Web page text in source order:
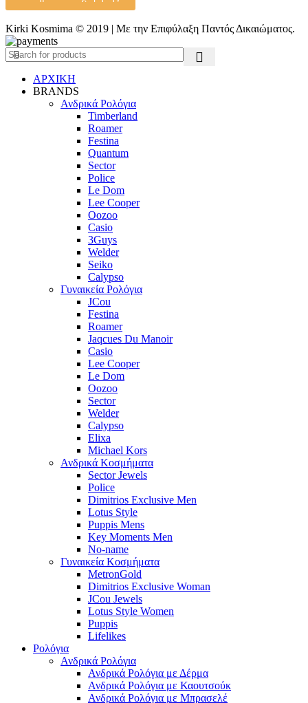
Kirki Kosmima © 2019 | Με την Επιφύλαξη Παντός Δικαιώματος.
ΑΡΧΙΚΗ
BRANDS
Ανδρικά Ρολόγια
Timberland
Roamer
Festina
Quantum
Sector
Police
Le Dom
Lee Cooper
Oozoo
Casio
3Guys
Welder
Seiko
Calypso
Γυναικεία Ρολόγια
JCou
Festina
Roamer
Jaqcues Du Manoir
Casio
Lee Cooper
Le Dom
Oozoo
Sector
Welder
Calypso
Elixa
Michael Kors
Ανδρικά Κοσμήματα
Sector Jewels
Police
Dimitrios Exclusive Men
Lotus Style
Puppis Mens
Key Moments Men
No-name
Γυναικεία Κοσμήματα
MetronGold
Dimitrios Exclusive Woman
JCou Jewels
Lotus Style Women
Puppis
Lifelikes
Ρολόγια
Ανδρικά Ρολόγια
Ανδρικά Ρολόγια με Δέρμα
Ανδρικά Ρολόγια με Καουτσούκ
Ανδρικά Ρολόγια με Μπρασελέ